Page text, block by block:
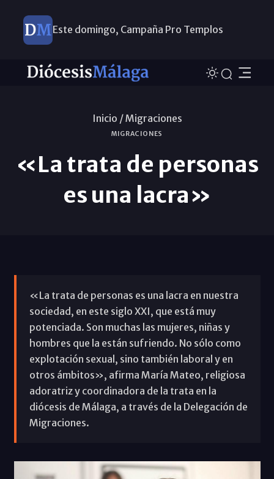
Este domingo, Campaña Pro Templos
Inicio /Migraciones
MIGRACIONES
«La trata de personas
es una lacra»
«La trata de personas es una lacra en nuestra
sociedad, en este siglo XXI, que está muy
potenciada. Son muchas las mujeres, niñas y
hombres que la están sufriendo. No sólo como
explotación sexual, sino también laboral y en
otros ámbitos», afirma María Mateo, religiosa
adoratriz y coordinadora de la trata en la
diócesis de Málaga, a través de la Delegación de
Migraciones.